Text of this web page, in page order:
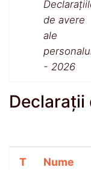
de avere
ale
- 2026
Declarații
T Nume